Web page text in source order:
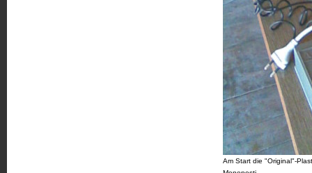
Am Start die "Original"-